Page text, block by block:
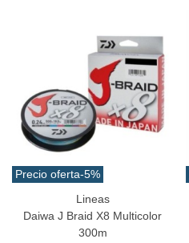
Precio oferta-5%
Lineas
Daiwa J Braid X8 Multicolor
300m